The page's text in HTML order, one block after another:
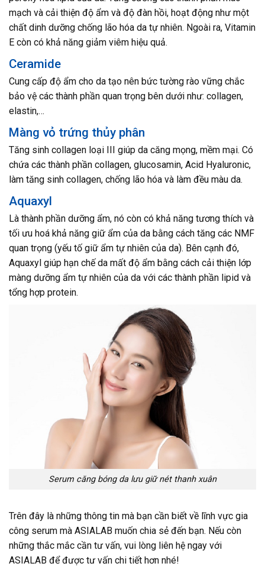
mạch và cải thiện độ ẩm và độ đàn hồi, hoạt động như một
chất dinh dưỡng chống lão hóa da tự nhiên. Ngoài ra, Vitamin
E còn có khả năng giảm viêm hiệu quả.
Ceramide
Cung cấp độ ẩm cho da tạo nên bức tường rào vững chắc
bảo vệ các thành phần quan trọng bên dưới như: collagen,
elastin,…
Màng vỏ trứng thủy phân
Tăng sinh collagen loại III giúp da căng mọng, mềm mại. Có
chứa các thành phần collagen, glucosamin, Acid Hyaluronic,
làm tăng sinh collagen, chống lão hóa và làm đều màu da.
Aquaxyl
Là thành phần dưỡng ẩm, nó còn có khả năng tương thích và
tối ưu hoá khả năng giữ ẩm của da bằng cách tăng các NMF
quan trọng (yếu tố giữ ẩm tự nhiên của da). Bên cạnh đó,
Aquaxyl giúp hạn chế da mất độ ẩm bằng cách cải thiện lớp
màng dưỡng ẩm tự nhiên của da với các thành phần lipid và
tổng hợp protein.
Serum căng bóng da lưu giữ nét thanh xuân
Trên đây là những thông tin mà bạn cần biết về lĩnh vực gia
công serum mà ASIALAB muốn chia sẻ đến bạn. Nếu còn
những thắc mắc cần tư vấn, vui lòng liên hệ ngay với
ASIALAB để được tư vấn chi tiết hơn nhé!